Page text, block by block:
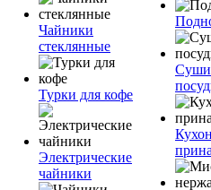
Чайники
стеклянные
Турки для кофе
Электрические
чайники